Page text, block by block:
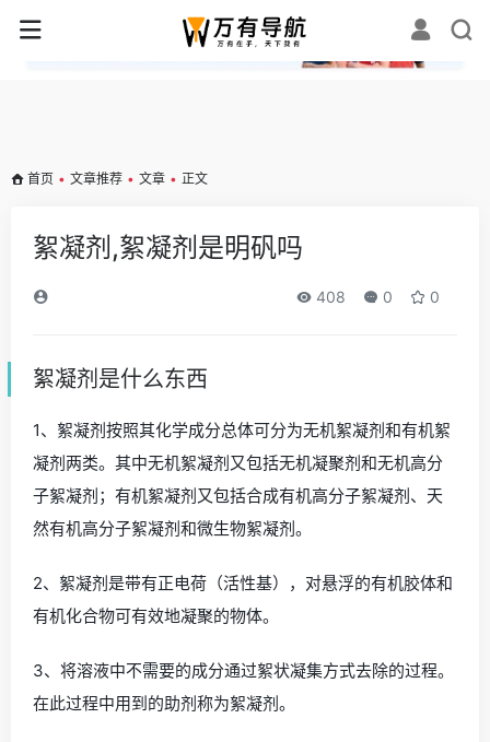
✕
首页 • 文章推荐 • 文章 • 正文
絮凝剂,絮凝剂是明矾吗
408 0 0
絮凝剂是什么东西
1、絮凝剂按照其化学成分总体可分为无机絮凝剂和有机絮
凝剂两类。其中无机絮凝剂又包括无机凝聚剂和无机高分
子絮凝剂；有机絮凝剂又包括合成有机高分子絮凝剂、天
然有机高分子絮凝剂和微生物絮凝剂。
2、絮凝剂是带有正电荷（活性基），对悬浮的有机胶体和
有机化合物可有效地凝聚的物体。
3、将溶液中不需要的成分通过絮状凝集方式去除的过程。
在此过程中用到的助剂称为絮凝剂。